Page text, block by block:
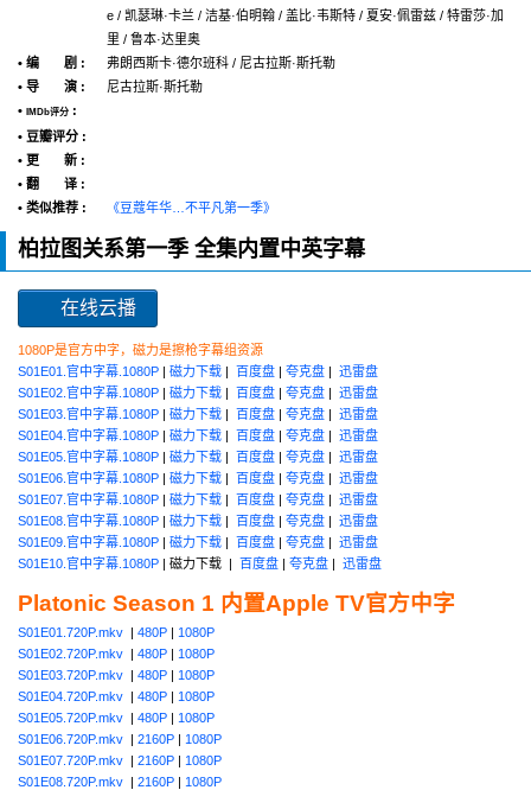
e / 凯瑟琳·卡兰 / 洁基·伯明翰 / 盖比·韦斯特 / 夏安·佩雷兹 / 特雷莎·加
里 / 鲁本·达里奥
• 编 剧 :
弗朗西斯卡·德尔班科 / 尼古拉斯·斯托勒
• 导 演 :
尼古拉斯·斯托勒
• IMDb评分 :
• 豆瓣评分 :
• 更 新 :
• 翻 译 :
• 类似推荐 :
《豆蔻年华…不平凡第一季》
柏拉图关系第一季 全集内置中英字幕
在线云播
1080P是官方中字，磁力是擦枪字幕组资源
S01E01.官中字幕.1080P | 磁力下载 | 百度盘 | 夸克盘 | 迅雷盘
S01E02.官中字幕.1080P | 磁力下载 | 百度盘 | 夸克盘 | 迅雷盘
S01E03.官中字幕.1080P | 磁力下载 | 百度盘 | 夸克盘 | 迅雷盘
S01E04.官中字幕.1080P | 磁力下载 | 百度盘 | 夸克盘 | 迅雷盘
S01E05.官中字幕.1080P | 磁力下载 | 百度盘 | 夸克盘 | 迅雷盘
S01E06.官中字幕.1080P | 磁力下载 | 百度盘 | 夸克盘 | 迅雷盘
S01E07.官中字幕.1080P | 磁力下载 | 百度盘 | 夸克盘 | 迅雷盘
S01E08.官中字幕.1080P | 磁力下载 | 百度盘 | 夸克盘 | 迅雷盘
S01E09.官中字幕.1080P | 磁力下载 | 百度盘 | 夸克盘 | 迅雷盘
S01E10.官中字幕.1080P | 磁力下载 | 百度盘 | 夸克盘 | 迅雷盘
Platonic Season 1 内置Apple TV官方中字
S01E01.720P.mkv | 480P | 1080P
S01E02.720P.mkv | 480P | 1080P
S01E03.720P.mkv | 480P | 1080P
S01E04.720P.mkv | 480P | 1080P
S01E05.720P.mkv | 480P | 1080P
S01E06.720P.mkv | 2160P | 1080P
S01E07.720P.mkv | 2160P | 1080P
S01E08.720P.mkv | 2160P | 1080P